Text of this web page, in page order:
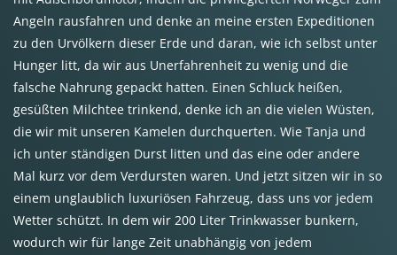
Angeln rausfahren und denke an meine ersten Expeditionen
zu den Urvölkern dieser Erde und daran, wie ich selbst unter
Hunger litt, da wir aus Unerfahrenheit zu wenig und die
falsche Nahrung gepackt hatten. Einen Schluck heißen,
gesüßten Milchtee trinkend, denke ich an die vielen Wüsten,
die wir mit unseren Kamelen durchquerten. Wie Tanja und
ich unter ständigen Durst litten und das eine oder andere
Mal kurz vor dem Verdursten waren. Und jetzt sitzen wir in so
einem unglaublich luxuriösen Fahrzeug, dass uns vor jedem
Wetter schützt. In dem wir 200 Liter Trinkwasser bunkern,
wodurch wir für lange Zeit unabhängig von jedem